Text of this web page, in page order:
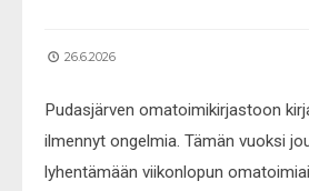
26.6.2026
Pudasjärven omatoimikirjastoon
ilmennyt ongelmia. Tämän vuoksi
lyhentämään viikonlopun